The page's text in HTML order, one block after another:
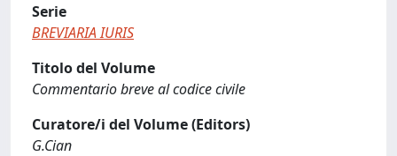
Serie
BREVIARIA IURIS
Titolo del Volume
Commentario breve al codice civile
Curatore/i del Volume (Editors)
G.Cian